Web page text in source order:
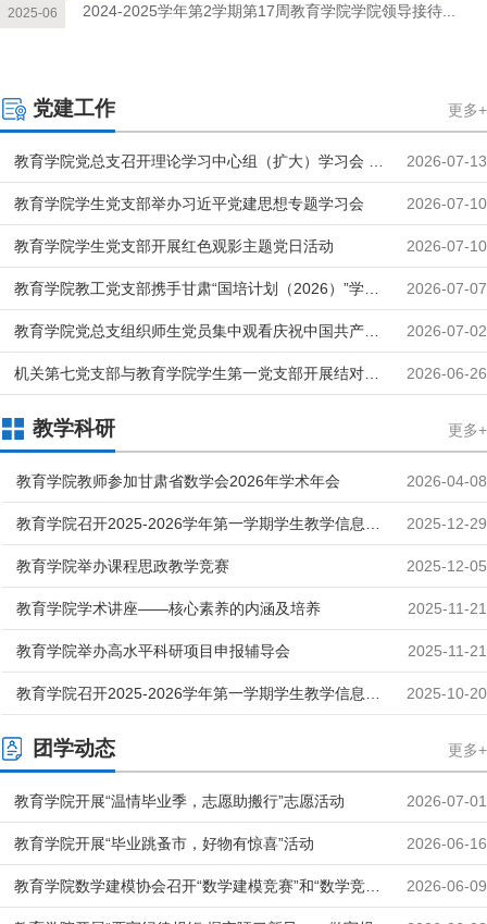
2025-06 2024-2025学年第2学期第17周教育学院学院领导接待...
党建工作 更多+
教育学院党总支召开理论学习中心组（扩大）学习会 专
题学习习近平党建思想
2026-07-13
教育学院学生党支部举办习近平党建思想专题学习会 2026-07-10
教育学院学生党支部开展红色观影主题党日活动 2026-07-10
教育学院教工党支部携手甘肃“国培计划（2026）”学员
开展主题研学活动
2026-07-07
教育学院党总支组织师生党员集中观看庆祝中国共产党
成立105周年大会
2026-07-02
机关第七党支部与教育学院学生第一党支部开展结对共
建主题党日暨专题党课活动
2026-06-26
教学科研 更多+
教育学院教师参加甘肃省数学会2026年学术年会 2026-04-08
教育学院召开2025-2026学年第一学期学生教学信息员
总结反馈会
2025-12-29
教育学院举办课程思政教学竞赛 2025-12-05
教育学院学术讲座——核心素养的内涵及培养 2025-11-21
教育学院举办高水平科研项目申报辅导会 2025-11-21
教育学院召开2025-2026学年第一学期学生教学信息员
会议
2025-10-20
团学动态 更多+
教育学院开展“温情毕业季，志愿助搬行”志愿活动 2026-07-01
教育学院开展“毕业跳蚤市，好物有惊喜”活动 2026-06-16
教育学院数学建模协会召开“数学建模竞赛”和“数学竞 2026-06-09